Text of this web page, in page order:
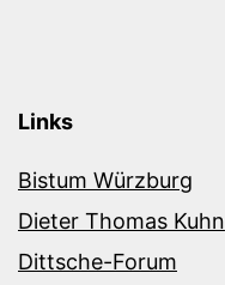
Links
Bistum Würzburg
Dieter Thomas Kuhn
Dittsche-Forum